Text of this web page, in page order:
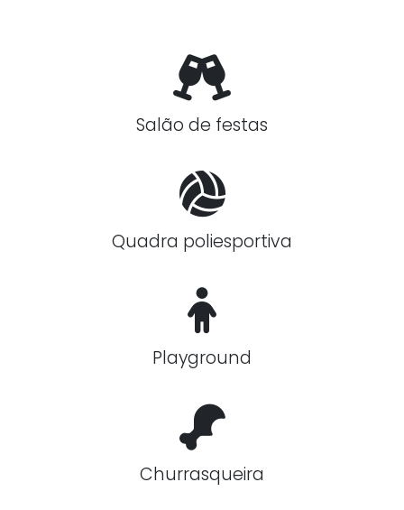
Salão de festas
Quadra poliesportiva
Playground
Churrasqueira